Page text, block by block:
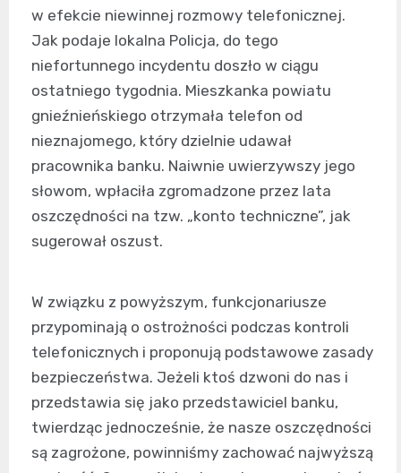
w efekcie niewinnej rozmowy telefonicznej.
Jak podaje lokalna Policja, do tego
niefortunnego incydentu doszło w ciągu
ostatniego tygodnia. Mieszkanka powiatu
gnieźnieńskiego otrzymała telefon od
nieznajomego, który dzielnie udawał
pracownika banku. Naiwnie uwierzywszy jego
słowom, wpłaciła zgromadzone przez lata
oszczędności na tzw. „konto techniczne”, jak
sugerował oszust.
W związku z powyższym, funkcjonariusze
przypominają o ostrożności podczas kontroli
telefonicznych i proponują podstawowe zasady
bezpieczeństwa. Jeżeli ktoś dzwoni do nas i
przedstawia się jako przedstawiciel banku,
twierdząc jednocześnie, że nasze oszczędności
są zagrożone, powinniśmy zachować najwyższą